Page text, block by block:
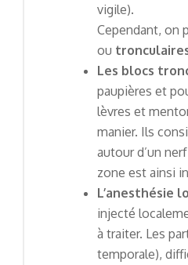
vigile).
Cependant, on
ou
Les blocs
paupières et
lèvres et
manier. Ils
autour d’un
zone est ainsi
L’anesthésie
injecté
à traiter. Les
temporale),